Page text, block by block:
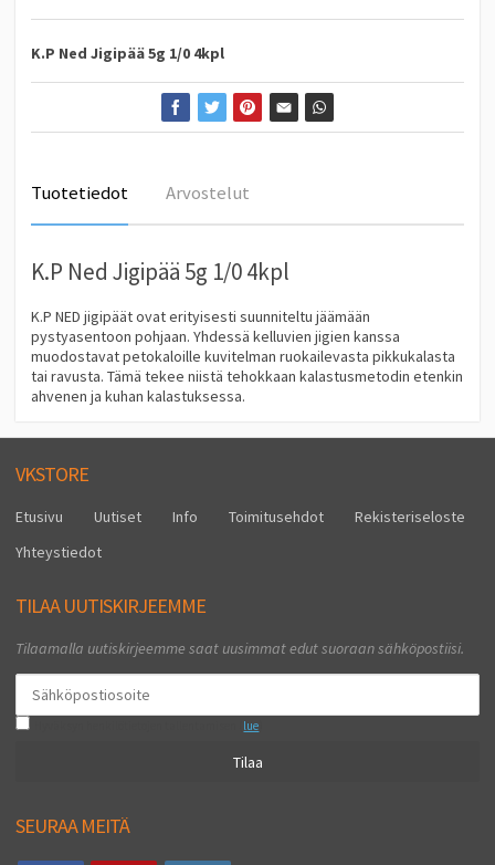
K.P Ned Jigipää 5g 1/0 4kpl
Tuotetiedot Arvostelut
K.P Ned Jigipää 5g 1/0 4kpl
K.P NED jigipäät ovat erityisesti suunniteltu jäämään
pystyasentoon pohjaan. Yhdessä kelluvien jigien kanssa
muodostavat petokaloille kuvitelman ruokailevasta pikkukalasta
tai ravusta. Tämä tekee niistä tehokkaan kalastusmetodin etenkin
ahvenen ja kuhan kalastuksessa.
VKSTORE
Etusivu Uutiset Info Toimitusehdot
Rekisteriseloste
Yhteystiedot
TILAA UUTISKIRJEEMME
Tilaamalla uutiskirjeemme saat uusimmat edut suoraan sähköpostiisi.
lue
Tilaa
SEURAA MEITÄ